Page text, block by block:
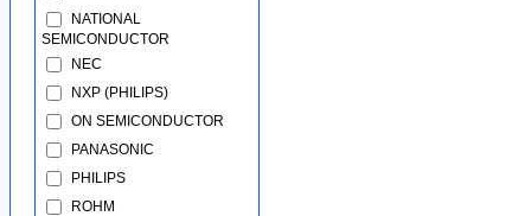
NATIONAL
SEMICONDUCTOR
NEC
NXP (PHILIPS)
ON SEMICONDUCTOR
PANASONIC
PHILIPS
ROHM